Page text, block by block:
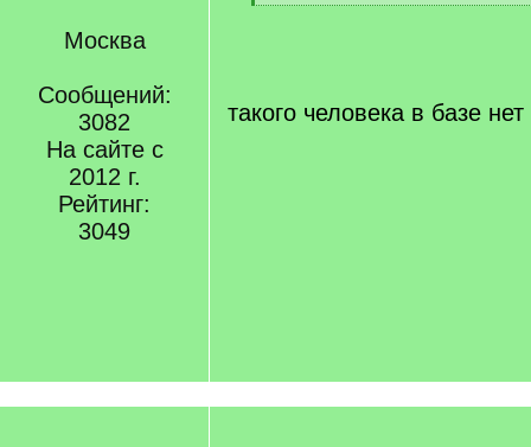
Москва
Сообщений:
3082
На сайте с
2012 г.
Рейтинг:
3049
][
такого человека в базе нет